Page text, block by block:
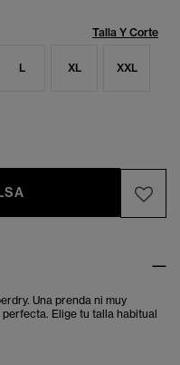
Talla Y Corte
L XL XXL
Una prenda ni muy
Elige tu talla habitual